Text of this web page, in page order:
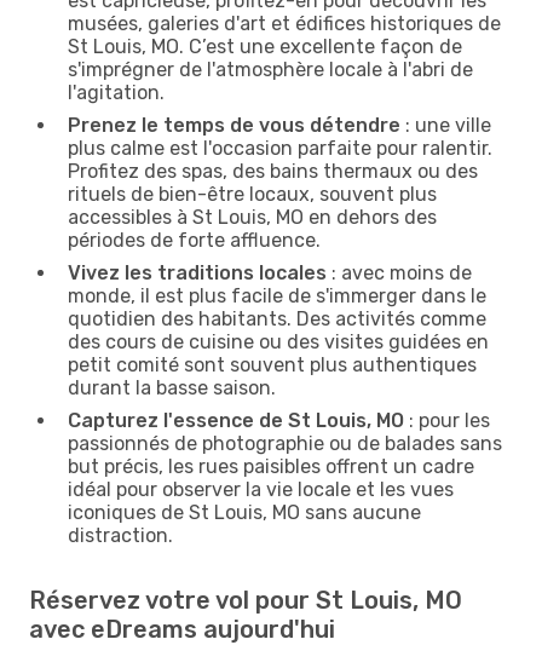
musées, galeries d'art et édifices historiques de
St Louis, MO. C’est une excellente façon de
s'imprégner de l'atmosphère locale à l'abri de
l'agitation.
Prenez le temps de vous détendre : une ville
plus calme est l'occasion parfaite pour ralentir.
Profitez des spas, des bains thermaux ou des
rituels de bien-être locaux, souvent plus
accessibles à St Louis, MO en dehors des
périodes de forte affluence.
Vivez les traditions locales : avec moins de
monde, il est plus facile de s'immerger dans le
quotidien des habitants. Des activités comme
des cours de cuisine ou des visites guidées en
petit comité sont souvent plus authentiques
durant la basse saison.
Capturez l'essence de St Louis, MO : pour les
passionnés de photographie ou de balades sans
but précis, les rues paisibles offrent un cadre
idéal pour observer la vie locale et les vues
iconiques de St Louis, MO sans aucune
distraction.
Réservez votre vol pour St Louis, MO
avec eDreams aujourd'hui